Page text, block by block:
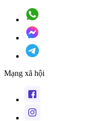
Mạng xã hội